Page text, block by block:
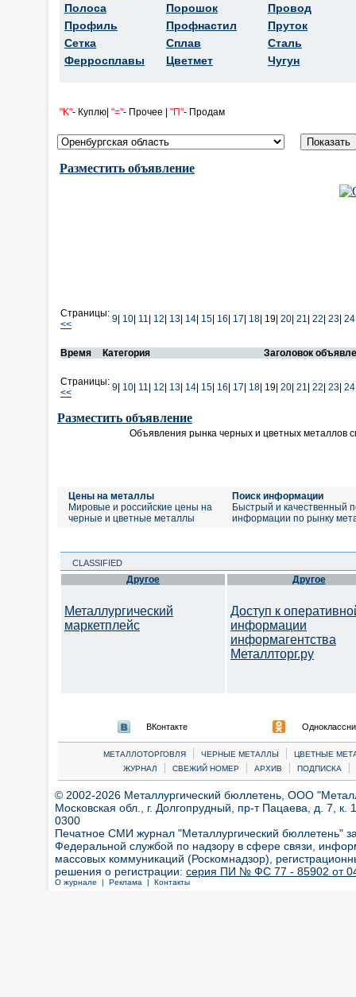
Полоса
Профиль
Сетка
Ферросплавы
Порошок
Профнастил
Сплав
Цветмет
Провод
Пруток
Сталь
Чугун
"K"- Куплю| "="- Прочее | "П"- Продам
Разместить объявление
Страницы:
<<
9 10 11 12 13 14 15 16 17 18 19| 20 21 22 23 24
Время Категория Заголовок
Страницы:
<<
9 10 11 12 13 14 15 16 17 18 19| 20 21 22 23 24
Разместить объявление
Объявления рынка черных и цветных металлов
Цены на металлы
Мировые и российские цены на
черные и цветные металлы
Поиск информации
Быстрый и качественный
информации по рынку
CLASSIFIED
Другое
Металлургический
маркетплейс
Другое
Доступ к
информации
информагентства
Металлторг.ру
ВКонтакте
МЕТАЛЛОТОРГОВЛЯ | ЧЕРНЫЕ МЕТАЛЛЫ |
ЦВЕТНЫЕ
ЖУРНАЛ
| СВЕЖИЙ НОМЕР | АРХИВ | ПОДПИСКА |
© 2002-2026 Металлургический бюллетень, ООО
Московская обл., г. Долгопрудный, пр-т Пацаева, д. 7,
0300
Печатное СМИ журнал "Металлургический бюллетень"
Федеральной службой по надзору в сфере связи,
массовых коммуникаций (Роскомнадзор),
решения о регистрации: серия ПИ № ФС 77 - 85902 от 04
О журнале | Реклама | Контакты